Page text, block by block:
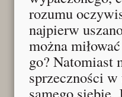
rozumu
najpierw
można
go? Natomiast
sprzeczności
samego